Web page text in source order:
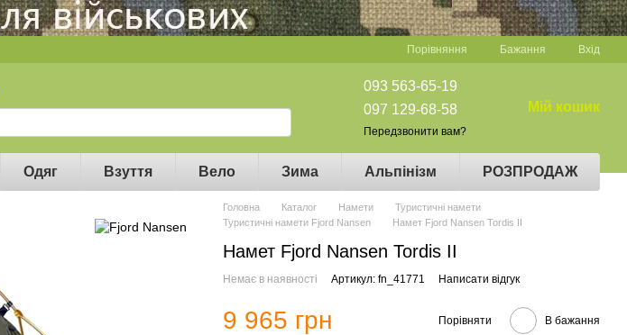
Порівняння Бажання Вхід
093 563-65-19
097 129-68-58
Передзвонити вам?
Мій кошик
Одяг Взуття Вело Зима Альпінізм РОЗПРОДАЖ
Головна Каталог Намети
Туристичні намети
Туристичні намети Fjord Nansen
Намет Fjord Nansen Tordis II
Намет Fjord Nansen Tordis II
Немає в наявності Артикул: fn_41771 Написати відгук
9 965 грн Порівняти В бажання